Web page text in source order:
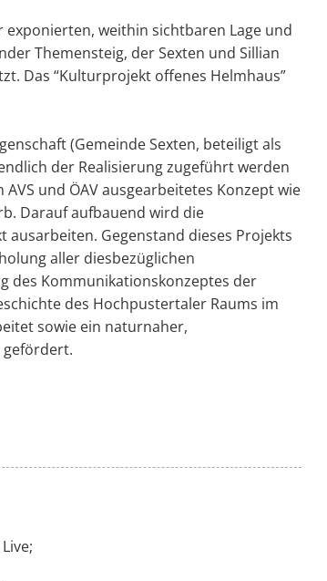
exponierten, weithin sichtbaren Lage und
Themensteig, der Sexten und Sillian
Das “Kulturprojekt offenes Helmhaus”
(Gemeinde Sexten, beteiligt als
der Realisierung zugeführt werden
und ÖAV ausgearbeitetes Konzept wie
Darauf aufbauend wird die
Gegenstand dieses Projekts
aller diesbezüglichen
des Kommunikationskonzeptes der
des Hochpustertaler Raums im
sowie ein naturnaher,
gefördert.